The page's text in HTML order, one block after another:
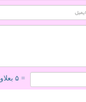
= ۵ بعلاوه ۵